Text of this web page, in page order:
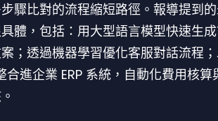
驟比對的流程縮短路徑。報導提到
體，包括：用大型語言模型快速生
；透過機器學習優化客服對話流程
合進企業 ERP 系統，自動化費用核算